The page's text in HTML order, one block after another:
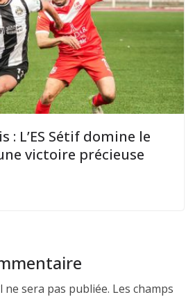
: L’ES Sétif domine le
victoire précieuse
sera pas publiée. Les champs